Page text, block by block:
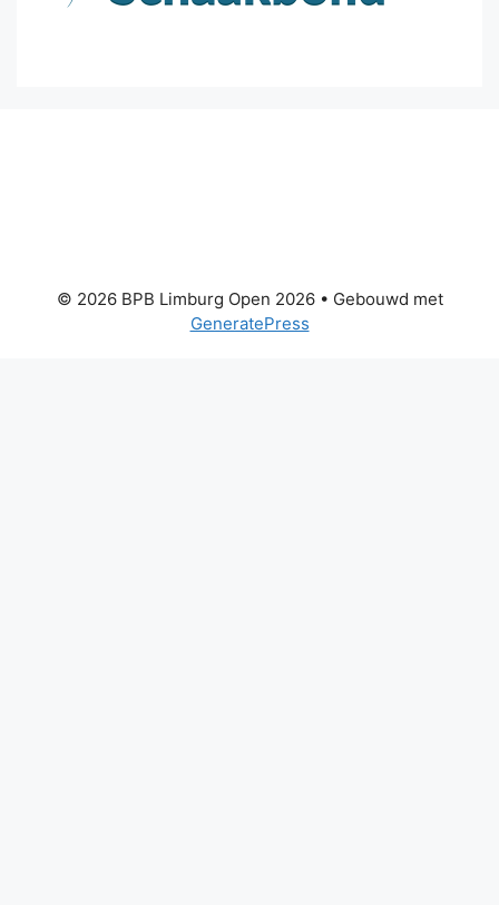
© 2026 BPB Limburg Open 2026• Gebouwd met
GeneratePress